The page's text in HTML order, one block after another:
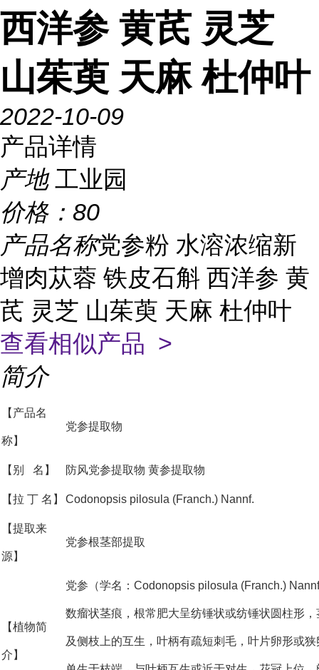
西洋参 黄芪 灵芝
山茱萸 天麻 杜仲叶
2022-10-09
产品详情
产地 工业园
价格： 80
产品名称党参粉 水溶浓缩新
增肉苁蓉 铁皮石斛 西洋参 黄
芪 灵芝 山茱萸 天麻 杜仲叶
查看相似产品 >
简介
【产品名
称】
党参提取物
【别 名】 防风党参提取物 黄参提取物
【拉 丁 名】 Codonopsis pilosula (Franch.) Nannf.
【提取来
源】
党参根茎部提取
【植物简
介】
党参（学名：Codonopsis pilosula (Franch.)
数瘤状茎痕，根常肥大呈纺锤状或纺锤状圆柱形
及侧枝上的互生，叶柄有疏短刺毛，叶片卵形或